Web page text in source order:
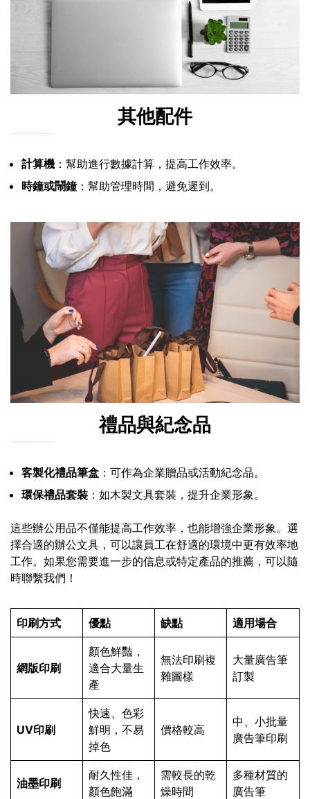
其他配件
計算機 ：幫助進行數據計算，提高工作效率。
時鐘或鬧鐘：幫助管理時間，避免遲到。
禮品與紀念品
客製化禮品筆盒 ：可作為企業贈品或活動紀念品。
環保禮品套裝 ：如木製文具套裝，提升企業形象。
這些辦公用品不僅能提高工作效率，也能增強企業形象。選
擇合適的辦公文具，可以讓員工在舒適的環境中更有效率地
工作。如果您需要進一步的信息或特定產品的推薦，可以隨
時聯繫我們！
印刷方式 優點 缺點 適用場合
網版印刷
顏色鮮豔，
適合大量生
產
無法印刷複
雜圖樣
大量廣告筆
訂製
UV印刷
快速、色彩
鮮明，不易
掉色
價格較高
中、小批量
廣告筆印刷
油墨印刷
耐久性佳，
顏色飽滿
需較長的乾
燥時間
多種材質的
廣告筆